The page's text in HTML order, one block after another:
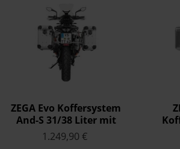
ZEGA Evo Koffersystem
And-S 31/38 Liter mit
Edelstahlträger für KTM
790 Adventure / 790
1.249,90 €